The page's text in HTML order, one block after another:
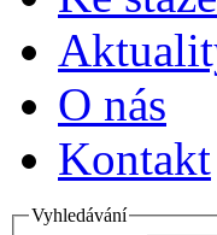
O nás
Kontakt
Vyhledávání